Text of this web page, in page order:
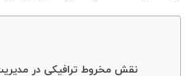
نقش مخروط ترافیکی در